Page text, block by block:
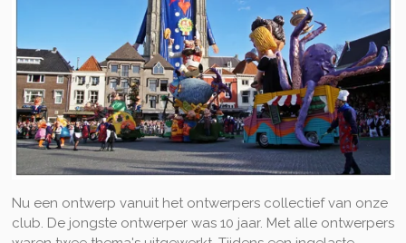
Nu een ontwerp vanuit het ontwerpers collectief van onze
club. De jongste ontwerper was 10 jaar. Met alle ontwerpers